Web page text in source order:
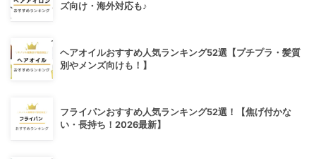
ズ向け・海外対応も♪
ヘアオイルおすすめ人気ランキング52選【プチプラ・髪質
別やメンズ向けも！】
フライパンおすすめ人気ランキング52選！【焦げ付かな
い・長持ち！2026最新】